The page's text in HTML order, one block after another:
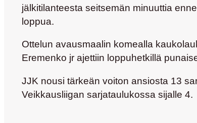
jälkitilanteesta seitsemän minuuttia
loppua.
Ottelun avausmaalin komealla
Eremenko jr ajettiin loppuhetkillä
JJK nousi tärkeän voiton ansiosta 13
Veikkausliigan sarjataulukossa sijalle 4.